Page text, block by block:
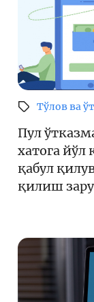
Тўлов ва
Пул
хатога йўл
қабул
қилиш